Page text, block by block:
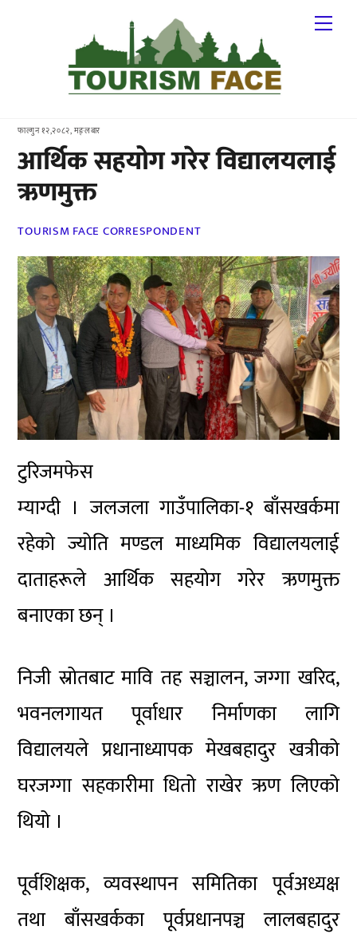
फाल्गुन १२,२०८२, मङ्लबार
आर्थिक सहयोग गरेर विद्यालयलाई
ऋणमुक्त
TOURISM FACE CORRESPONDENT
टुरिजमफेस
म्याग्दी । जलजला गाउँपालिका-१ बाँसखर्कमा
रहेको ज्योति मण्डल माध्यमिक विद्यालयलाई
दाताहरूले आर्थिक सहयोग गरेर ऋणमुक्त
बनाएका छन् ।
निजी स्रोतबाट मावि तह सञ्चालन, जग्गा खरिद,
भवनलगायत पूर्वाधार निर्माणका लागि
विद्यालयले प्रधानाध्यापक मेखबहादुर खत्रीको
घरजग्गा सहकारीमा धितो राखेर ऋण लिएको
थियो ।
पूर्वशिक्षक, व्यवस्थापन समितिका पूर्वअध्यक्ष
तथा बाँसखर्कका पूर्वप्रधानपञ्च लालबहादुर